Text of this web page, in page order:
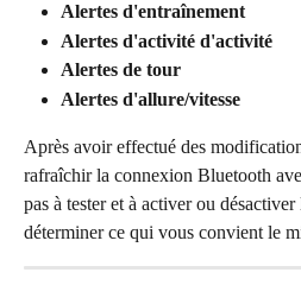
Alertes d'entraînement
Alertes d'activité d'activité
Alertes de tour
Alertes d'allure/vitesse
Après avoir effectué des
rafraîchir la connexion Bluetooth
pas à tester et à activer ou
déterminer ce qui vous convient le